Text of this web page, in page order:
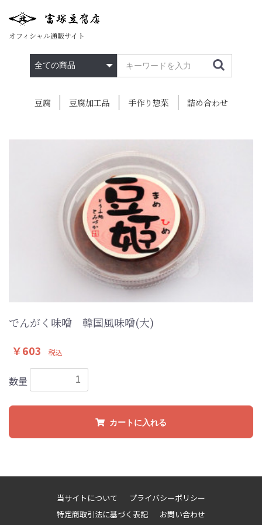
オフィシャル通販サイト
豆腐 豆腐加工品 手作り惣菜 詰め合わせ
でんがく味噌 韓国風味噌(大)
￥603
税込
数量
カートに入れる
当サイトについて
プライバシーポリシー
特定商取引法に基づく表記
お問い合わせ